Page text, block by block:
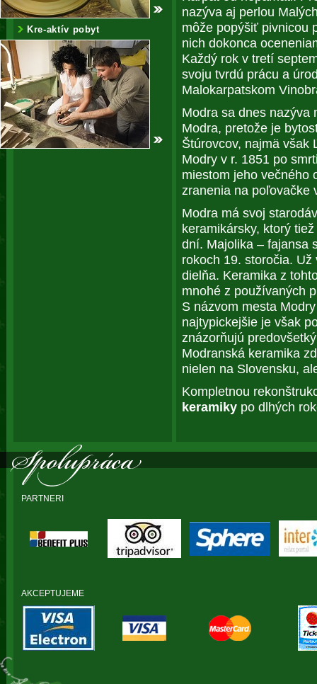
nazýva aj perlou
môže popýšiť pivnicou
nich dokonca
Každý rok v tretí
svoju tvrdú prácu a
Malokarpatskom
Modra sa dnes nazýva
Modra, pretože je
Štúrovcov, najmä však
Modry v r. 1851 po
miestom jeho večného
zranenia na poľovačke
Modra má svoj
keramikársky, ktorý
dní. Majolika – fajansa
rokoch 19. storočia.
dielňa. Keramika z
mnohé z používaných
S názvom mesta
najtypickejšie je však
znázorňujú
Modranská keramika
nielen na Slovensku,
Kompletnou
keramiky po dlhých
Kre-aktív pobyt
PARTNERI
AKCEPTUJEME